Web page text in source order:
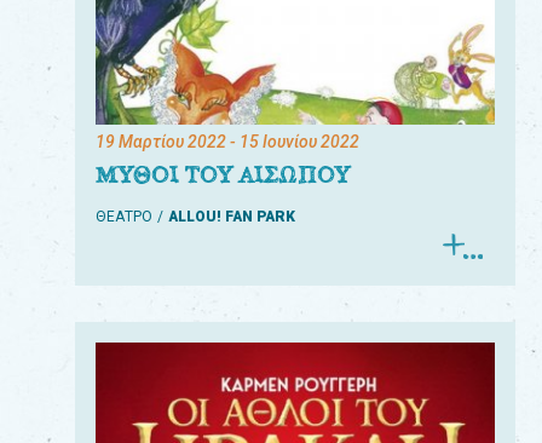
19 Μαρτίου 2022- 15 Ιουνίου 2022
ΜΥΘΟΙ ΤΟΥ ΑΙΣΩΠΟΥ
ΘΕΑΤΡΟ ALLOU! FAN PARK